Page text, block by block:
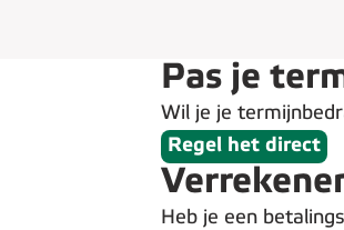
Pas je
Wil je je
Regel het direct
Heb je een